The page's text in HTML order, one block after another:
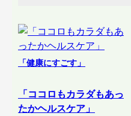
「健康にすごす」
「ココロもカラダもあっ
たかヘルスケア」